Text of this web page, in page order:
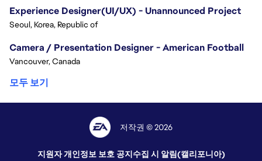
Experience Designer(UI/UX) - Unannounced Project
Seoul, Korea, Republic of
Camera / Presentation Designer - American Football
Vancouver, Canada
모두 보기
저작권 © 2026
지원자 개인정보 보호 공지수집 시 알림(캘리포니아)